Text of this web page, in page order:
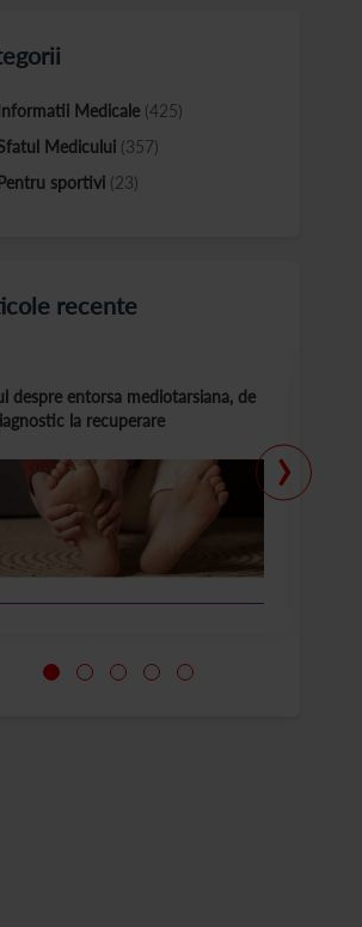
Informatii Medicale (425)
Medicului (357)
Pentru sportivi (23)
recente
despre entorsa mediotarsiana, de
la recuperare
›